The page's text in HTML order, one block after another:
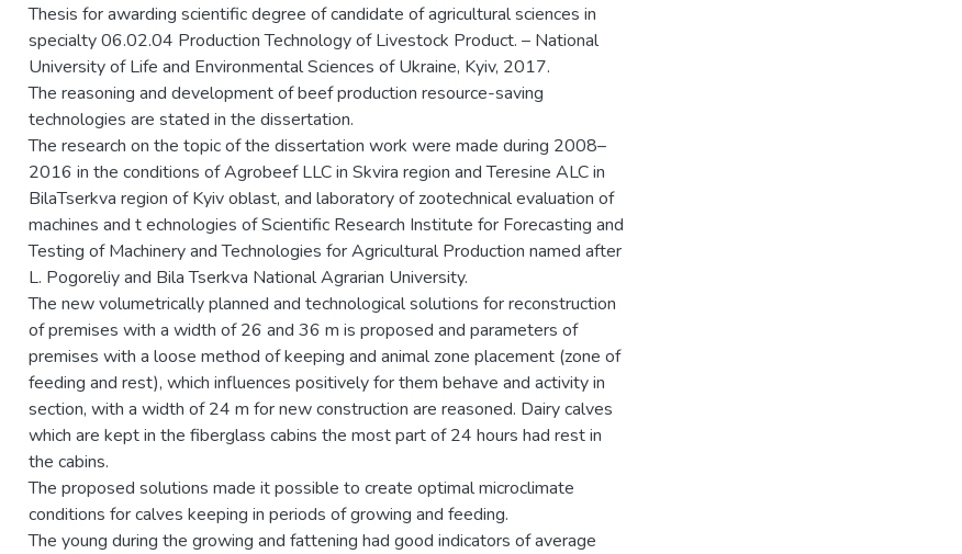
Thesis for awarding scientific degree of candidate of agricultural sciences in
specialty 06.02.04 Production Technology of Livestock Product. – National
University of Life and Environmental Sciences of Ukraine, Kyiv, 2017.
The reasoning and development of beef production resource-saving
technologies are stated in the dissertation.
The research on the topic of the dissertation work were made during 2008–
2016 in the conditions of Agrobeef LLC in Skvira region and Teresine ALC in
BilaTserkva region of Kyiv oblast, and laboratory of zootechnical evaluation of
machines and t echnologies of Scientific Research Institute for Forecasting and
Testing of Machinery and Technologies for Agricultural Production named after
L. Pogoreliy and Bila Tserkva National Agrarian University.
The new volumetrically planned and technological solutions for reconstruction
of premises with a width of 26 and 36 m is proposed and parameters of
premises with a loose method of keeping and animal zone placement (zone of
feeding and rest), which influences positively for them behave and activity in
section, with a width of 24 m for new construction are reasoned. Dairy calves
which are kept in the fiberglass cabins the most part of 24 hours had rest in
the cabins.
The proposed solutions made it possible to create optimal microclimate
conditions for calves keeping in periods of growing and feeding.
The young during the growing and fattening had good indicators of average